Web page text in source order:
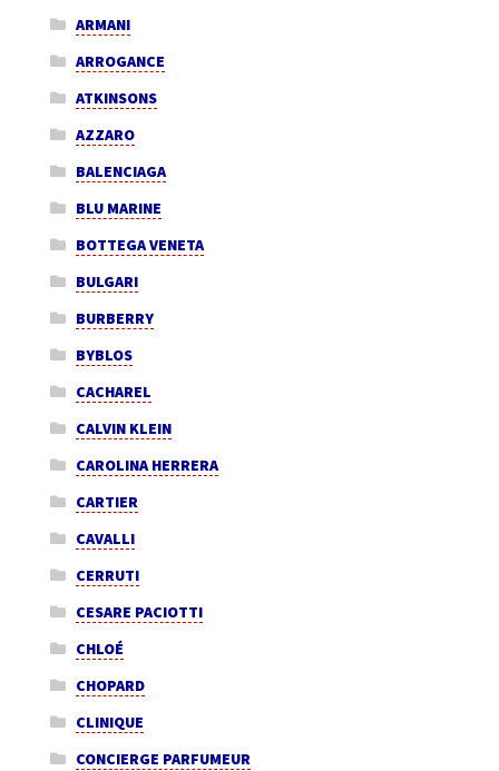
ARMANI
ARROGANCE
ATKINSONS
AZZARO
BALENCIAGA
BLU MARINE
BOTTEGA VENETA
BULGARI
BURBERRY
BYBLOS
CACHAREL
CALVIN KLEIN
CAROLINA HERRERA
CARTIER
CAVALLI
CERRUTI
CESARE PACIOTTI
CHLOÉ
CHOPARD
CLINIQUE
CONCIERGE PARFUMEUR